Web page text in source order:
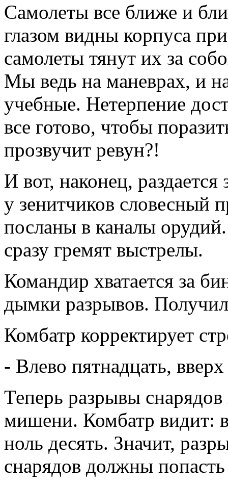
Самолеты все ближе и
глазом видны корпуса
самолеты тянут их за
Мы ведь на маневрах, и
учебные. Нетерпение
все готово, чтобы
прозвучит ревун?!
И вот, наконец,
у зенитчиков словесный
посланы в каналы
сразу гремят выстрелы.
Командир хватается за
дымки разрывов.
Комбатр корректирует
- Влево пятнадцать, вверх
Теперь разрывы снарядов
мишени. Комбатр видит:
ноль десять. Значит,
снарядов должны